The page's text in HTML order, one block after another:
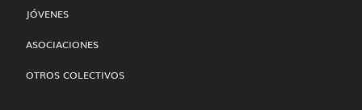
JÓVENES
ASOCIACIONES
OTROS COLECTIVOS